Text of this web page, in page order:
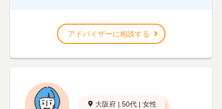
アドバイザーに相談する
大阪府 | 50代 | 女性